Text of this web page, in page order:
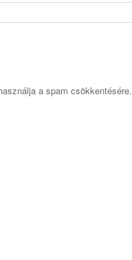
a spam csökkentésére.